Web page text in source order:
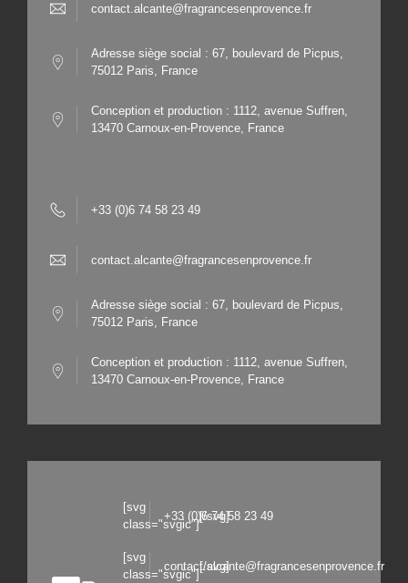
contact.alcante@fragrancesenprovence.fr
Adresse siège social : 67, boulevard de Picpus,
75012 Paris, France
Conception et production : 1112, avenue Suffren,
13470 Carnoux-en-Provence, France
+33 (0)6 74 58 23 49
contact.alcante@fragrancesenprovence.fr
Adresse siège social : 67, boulevard de Picpus,
75012 Paris, France
Conception et production : 1112, avenue Suffren,
13470 Carnoux-en-Provence, France
[svg
class="svgic"]
[/svg]
+33 (0)6 74 58 23 49
[svg
class="svgic"]
[/svg]
contact.alcante@fragrancesenprovence.fr